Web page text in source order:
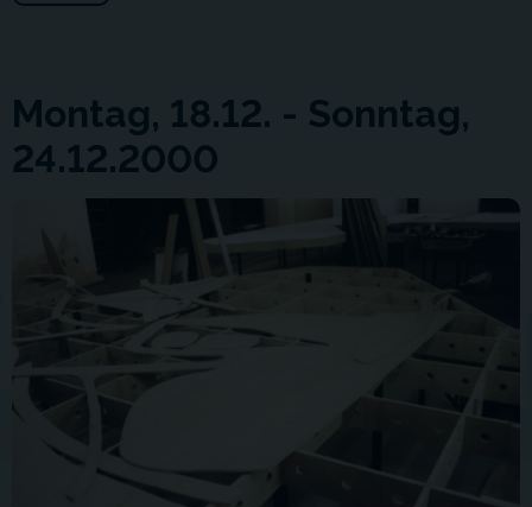
Montag, 18.12. - Sonntag,
24.12.2000